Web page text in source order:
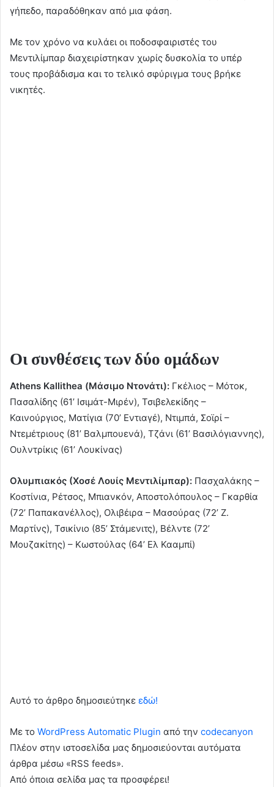
γήπεδο, παραδόθηκαν από μια φάση.
Με τον χρόνο να κυλάει οι ποδοσφαιριστές του
Μεντιλίμπαρ διαχειρίστηκαν χωρίς δυσκολία το υπέρ
τους προβάδισμα και το τελικό σφύριγμα τους βρήκε
νικητές.
Οι συνθέσεις των δύο ομάδων
Athens Kallithea (Μάσιμο Ντονάτι): Γκέλιος – Μότοκ,
Πασαλίδης (61’ Ισιμάτ-Μιρέν), Τσιβελεκίδης –
Καινούργιος, Ματίγια (70’ Εντιαγέ), Ντιμπά, Σοϊρί –
Ντεμέτριους (81’ Βαλμπουενά), Τζάνι (61’ Βασιλόγιαννης),
Ουλντρίκις (61’ Λουκίνας)
Ολυμπιακός (Χοσέ Λουίς Μεντιλίμπαρ): Πασχαλάκης –
Κοστίνια, Ρέτσος, Μπιανκόν, Αποστολόπουλος – Γκαρθία
(72’ Παπακανέλλος), Ολιβέιρα – Μασούρας (72’ Ζ.
Μαρτίνς), Τσικίνιο (85’ Στάμενιτς), Βέλντε (72’
Μουζακίτης) – Κωστούλας (64’ Ελ Κααμπί)
Αυτό το άρθρο δημοσιεύτηκε εδώ!
Με το WordPress Automatic Plugin από την codecanyon
Πλέον στην ιστοσελίδα μας δημοσιεύονται αυτόματα
άρθρα μέσω «RSS feeds».
Από όποια σελίδα μας τα προσφέρει!